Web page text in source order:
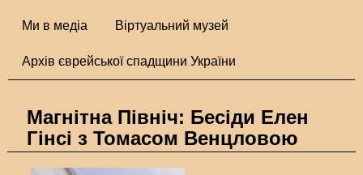
Ми в медіа Віртуальний музей
Архів єврейської спадщини України
Магнітна Північ: Бесіди Елен
Гінсі з Томасом Венцловою